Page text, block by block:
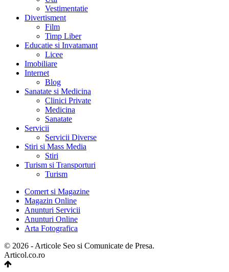
Vestimentatie
Divertisment
Film
Timp Liber
Educatie si Invatamant
Licee
Imobiliare
Internet
Blog
Sanatate si Medicina
Clinici Private
Medicina
Sanatate
Servicii
Servicii Diverse
Stiri si Mass Media
Stiri
Turism si Transporturi
Turism
Comert si Magazine
Magazin Online
Anunturi Servicii
Anunturi Online
Arta Fotografica
© 2026 - Articole Seo si Comunicate de Presa.
Articol.co.ro